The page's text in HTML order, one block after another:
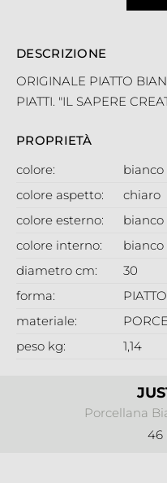
Porcellana
46
DESCRIZIONE
ORIGINALE PIATTO
PIATTI. "IL SAPERE
PROPRIETÀ
colore:
bianco
colore aspetto:
chiaro
colore esterno:
bianco
colore interno:
bianco
diametro cm:
30
forma:
materiale:
peso kg:
1,14